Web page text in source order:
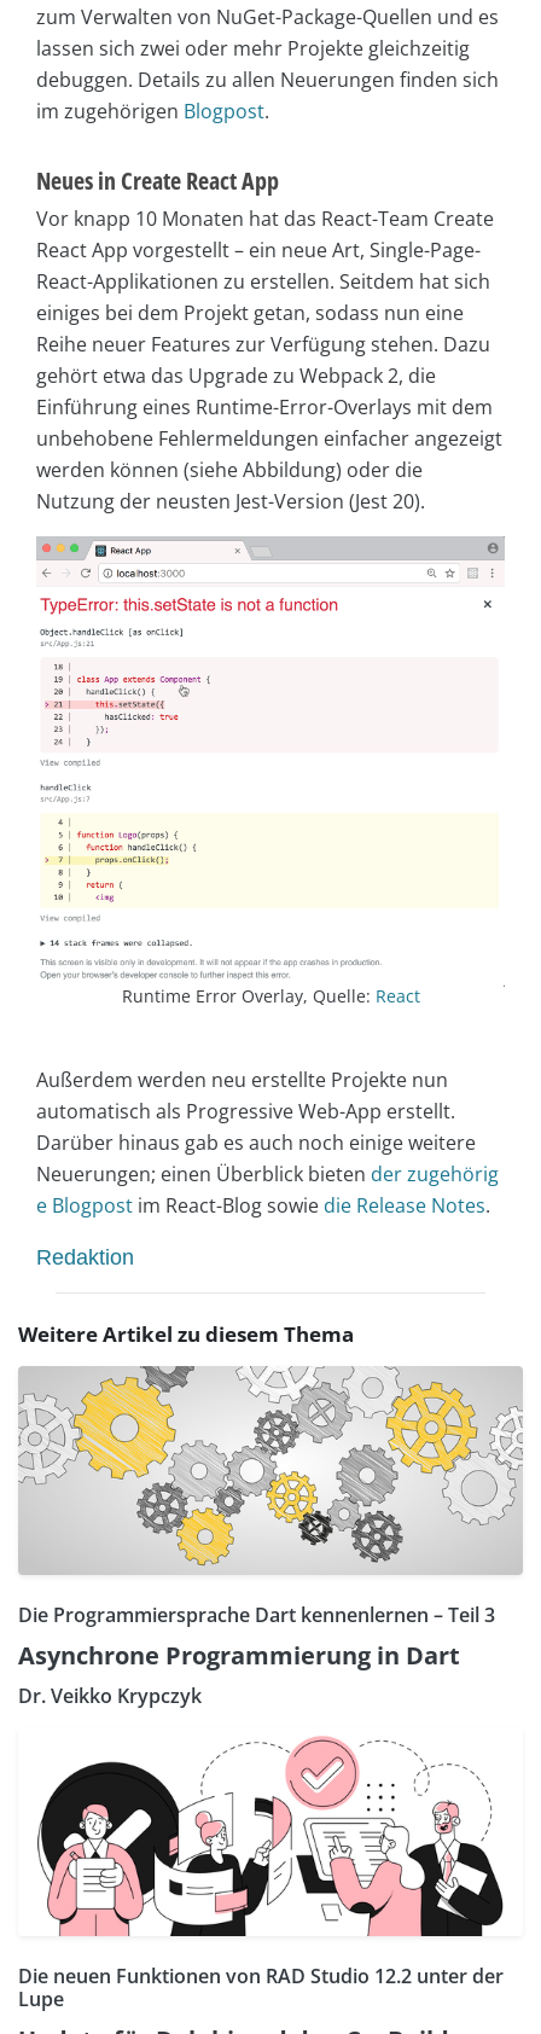
zum Verwalten von NuGet-Package-Quellen und es
lassen sich zwei oder mehr Projekte gleichzeitig
debuggen. Details zu allen Neuerungen finden sich
im zugehörigen Blogpost.
Neues in Create React App
Vor knapp 10 Monaten hat das React-Team Create
React App vorgestellt – ein neue Art, Single-Page-
React-Applikationen zu erstellen. Seitdem hat sich
einiges bei dem Projekt getan, sodass nun eine
Reihe neuer Features zur Verfügung stehen. Dazu
gehört etwa das Upgrade zu Webpack 2, die
Einführung eines Runtime-Error-Overlays mit dem
unbehobene Fehlermeldungen einfacher angezeigt
werden können (siehe Abbildung) oder die
Nutzung der neusten Jest-Version (Jest 20).
Runtime Error Overlay, Quelle: React
Außerdem werden neu erstellte Projekte nun
automatisch als Progressive Web-App erstellt.
Darüber hinaus gab es auch noch einige weitere
Neuerungen; einen Überblick bieten der zugehörig
e Blogpost im React-Blog sowie die Release Notes.
Redaktion
Weitere Artikel zu diesem Thema
Die Programmiersprache Dart kennenlernen – Teil 3
Asynchrone Programmierung in Dart
Dr. Veikko Krypczyk
Die neuen Funktionen von RAD Studio 12.2 unter der
Lupe